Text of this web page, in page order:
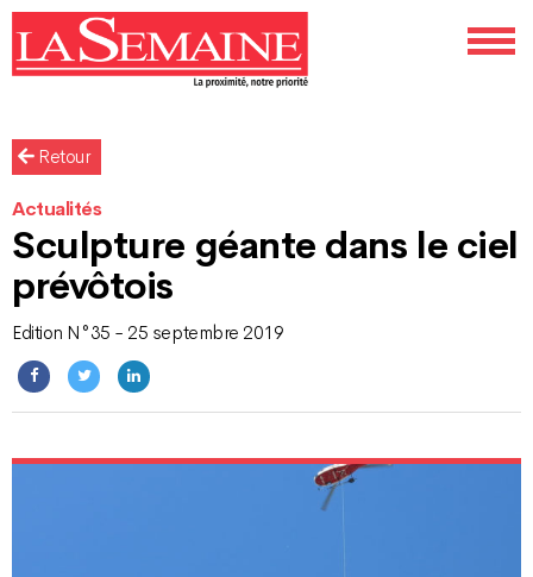
Retour
Actualités
Sculpture géante dans le ciel
prévôtois
Edition N°35 - 25 septembre 2019